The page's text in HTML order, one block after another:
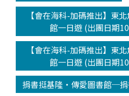
【會在海科-加碼推出】東
館一日遊 (出團日期
【會在海科-加碼推出】東
館一日遊 (出團日期
捐書挺基隆‧傳愛圖書館─